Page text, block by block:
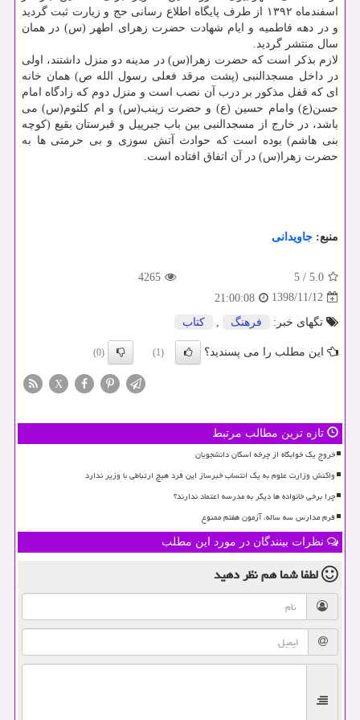
اسفندماه ۱۳۹۲ از طرف پایگاه اطلاع رسانی حج و زیارت ثبت گردید
و در دهه فاطمیه و ایام شهادت حضرت زهرای اطهر (س) در همان
سال منتشر گردید.
لازم بذكر است كه حضرت زهرا(س) در مدینه دو منزل داشتند، اولی
در داخل مسجدالنبی (پشت مرقد فعلی رسول الله ص) همان خانه
ای كه قفل مذكور بر درب آن نصب است و منزل دوم كه زادگاه امام
حسن(ع) وامام حسین (ع) و حضرت زینب(س) و ام كلثوم(س) می
باشد، در خارج از مسجدالنبی بین باب جبرییل و قبرستان بقیع (كوچه
بنی هاشم) بوده است كه حوادث آتش سوزی و بی حرمتی ها به
حضرت زهرا(س) در آن اتفاق افتاده است.
منبع: جاویدانی
5.0
/
5
4265
1398/11/12
21:00:08
تگهای خبر:
فرهنگ , كتاب
این مطلب را می پسندید؟ (1)
(0)
X
تازه ترین مطالب مرتبط
خروج یک خوابگاه از چرخه اسکان دانشجویان
واکنش وزارت علوم به یک انتساب خبرساز این فرد هیچ ارتباطی با وزیر ندارد
چرا برخی خانواده ها دیگر به مدرسه اعتماد ندارند؟
فرم مدارس سه ساله، آزمون هفتم ممنوع
نظرات بینندگان در مورد این مطلب
لطفا شما همنظر دهید